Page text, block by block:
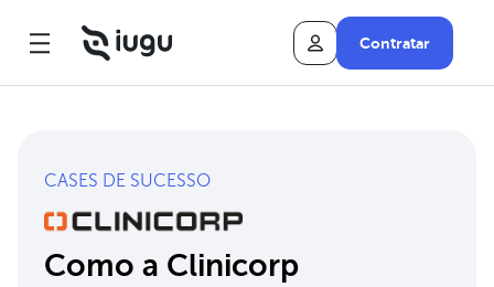
Contratar
CASES DE SUCESSO
Como a Clinicorp